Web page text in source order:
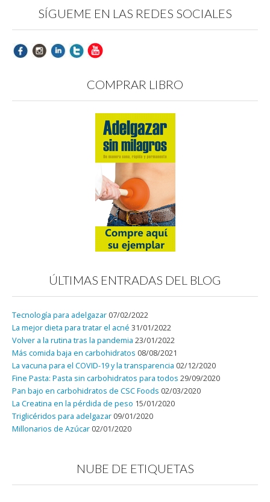
SÍGUEME EN LAS REDES SOCIALES
COMPRAR LIBRO
ÚLTIMAS ENTRADAS DEL BLOG
Tecnología para adelgazar 07/02/2022
La mejor dieta para tratar el acné 31/01/2022
Volver a la rutina tras la pandemia 23/01/2022
Más comida baja en carbohidratos 08/08/2021
La vacuna para el COVID-19 y la transparencia 02/12/2020
Fine Pasta: Pasta sin carbohidratos para todos 29/09/2020
Pan bajo en carbohidratos de CSC Foods 02/03/2020
La Creatina en la pérdida de peso 15/01/2020
Triglicéridos para adelgazar 09/01/2020
Millonarios de Azúcar 02/01/2020
NUBE DE ETIQUETAS